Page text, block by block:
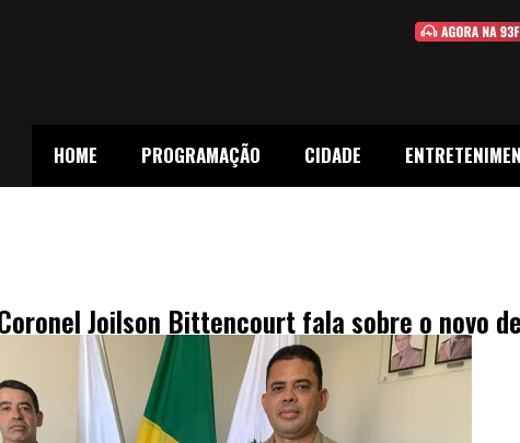
HOME PROGRAMAÇÃO CIDADE
Joilson Bittencourt fala sobre o novo